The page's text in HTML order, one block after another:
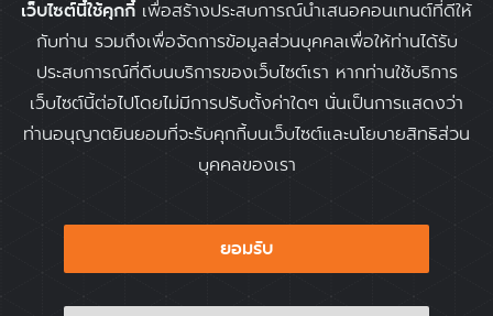
มีเครื่องมือการทำงานต่าง ๆ เช่น การวิจัยเชิงปฏิบัติการโดยมีส่วน
ร่วมของเยาวชน การใช้ภาพถ่ายสื่อสารความคิด แผนที่ชุมชนฉบับ
เยาวชน และการรณรงค์เชิงนโยบาย
ให้ทำงานได้จริง เข้มแข็ง และมีความเป็นตัวแทน โดยสามารถนำ
ปัญหาและความต้องการเฉพาะของกลุ่มเยาวชนที่ตนเป็นสมาชิก
เว็บไซต์นี้ใช้คุกกี้เพื่อสร้างประสบการณ์นำเสนอคอนเทนต์ที่ดีให้
กับท่าน รวมถึงเพื่อจัดการข้อมูลส่วนบุคคลเพื่อให้ท่านได้รับ
ประสบการณ์ที่ดีบนบริการของเว็บไซต์เรา หากท่านใช้บริการ
เว็บไซต์นี้ต่อไปโดยไม่มีการปรับตั้งค่าใดๆ นั่นเป็นการแสดงว่า
ท่านอนุญาตยินยอมที่จะรับคุกกี้บนเว็บไซต์และนโยบายสิทธิส่วน
บุคคลของเรา
ยอมรับ